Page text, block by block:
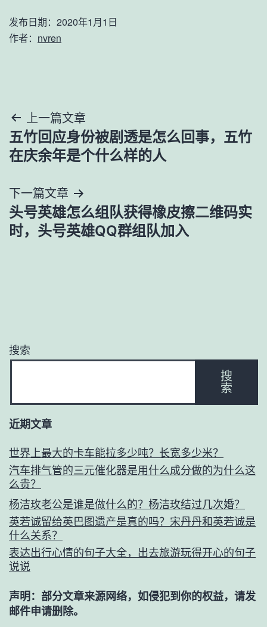
发布日期： 2020年1月1日
作者： nvren
文
章
航
上一篇文章
五竹回应身份被剧透是怎么回事，五竹
在庆余年是个什么样的人
下一篇文章
头号英雄怎么组队获得橡皮擦二维码实
时，头号英雄QQ群组队加入
搜索
搜
索
近期文章
世界上最大的卡车能拉多少吨？长宽多少米？
汽车排气管的三元催化器是用什么成分做的为什么这
么贵？
杨洁玫老公是谁是做什么的？杨洁玫结过几次婚？
英若诚留给英巴图遗产是真的吗？宋丹丹和英若诚是
什么关系？
表达出行心情的句子大全，出去旅游玩得开心的句子
说说
声明：部分文章来源网络，如侵犯到你的权益，请发
邮件申请删除。